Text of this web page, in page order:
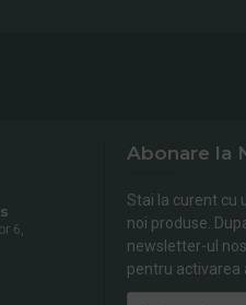
6,
Abonare la
Stai la curent cu
noi produse.
newsletter-ul
pentru activarea